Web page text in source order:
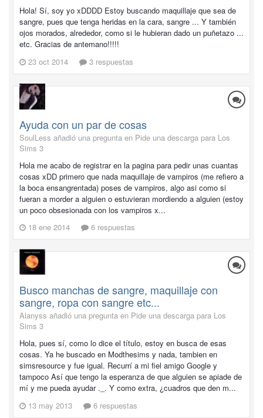
Hola! Sí, soy yo xDDDD Estoy buscando maquillaje que sea de
sangre, pues que tenga heridas en la cara, sangre ... Y también
ojos morados, alrededor, como si le hubieran dado un puñetazo ...
etc. Gracias de antemano!!!!!
23 oct 2014
3 respuestas
Ayuda con un par de cosas
SoulLess añadió una pregunta en Pide una descarga para Los
Sims 3
Hola me acabo de registrar en la pagina para pedir unas cuantas
cosas xDD primero que nada maquillaje de vampiros (me refiero a
la boca ensangrentada) poses de vampiros, algo asi como si
fueran a morder a alguien o estuvieran mordiendo a alguien (estoy
un poco obsesionada con los vampiros x...
18 ene 2014
6 respuestas
Busco manchas de sangre, maquillaje con
sangre, ropa con sangre etc...
Alanyss añadió una pregunta en Pide una descarga para Los
Sims 3
Hola, pues sí, como lo dice el título, estoy en busca de esas
cosas. Ya he buscado en Modthesims y nada, tambien en
simsresource y fue igual. Recurrí a mi fiel amigo Google y
tampoco Así que tengo la esperanza de que alguien se apiade de
mí y me pueda ayudar ._. Y como extra, ¿cuadros que den m...
13 may 2013
6 respuestas